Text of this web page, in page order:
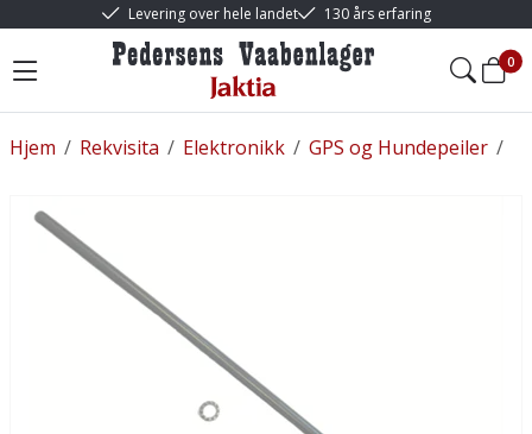
Levering over hele landet 130 års erfaring
0
/
Hjem /
Rekvisita /
Elektronikk /
GPS og Hundepeiler